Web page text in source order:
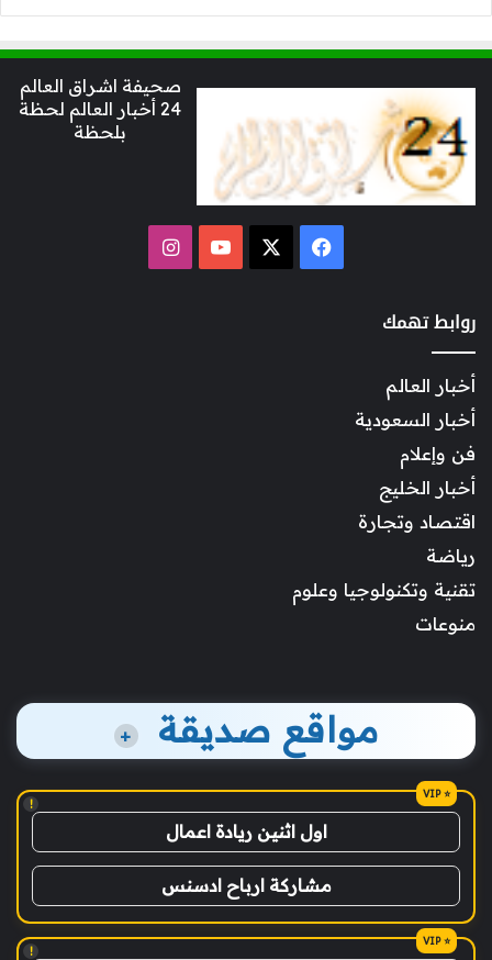
صحيفة اشراق العالم
24 أخبار العالم لحظة
بلحظة
فيسبوك ‫YouTubeانستقرام
روابط تهمك
أخبار العالم
أخبار السعودية
فن وإعلام
أخبار الخليج
اقتصاد وتجارة
رياضة
تقنية وتكنولوجيا وعلوم
منوعات
مواقع صديقة +
!
اول اثنين ريادة اعمال
مشاركة ارباح ادسنس
!